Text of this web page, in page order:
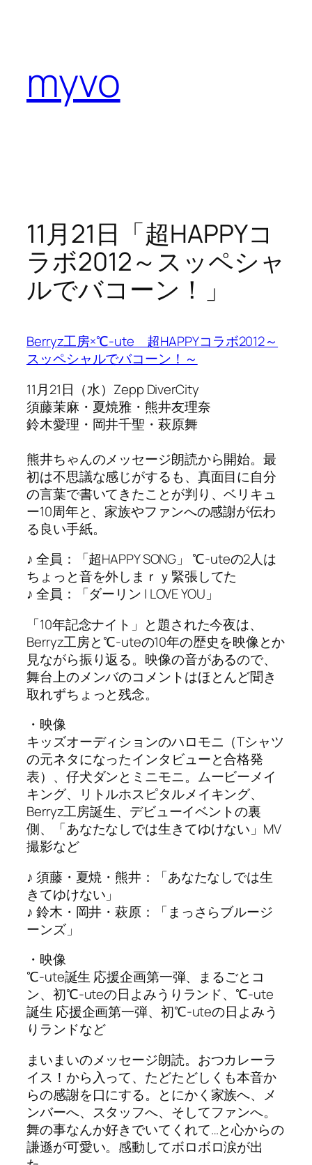
myvo
11月21日「超HAPPYコ
ラボ2012～スッペシャ
ルでバコーン！」
Berryz工房×℃-ute 超HAPPYコラボ2012～
スッペシャルでバコーン！～
11月21日（水）Zepp DiverCity
須藤茉麻・夏焼雅・熊井友理奈
鈴木愛理・岡井千聖・萩原舞
熊井ちゃんのメッセージ朗読から開始。最
初は不思議な感じがするも、真面目に自分
の言葉で書いてきたことが判り、ベリキュ
ー10周年と、家族やファンへの感謝が伝わ
る良い手紙。
♪ 全員：「超HAPPY SONG」 ℃-uteの2人は
ちょっと音を外しまｒｙ緊張してた
♪ 全員：「ダーリン I LOVE YOU」
「10年記念ナイト」と題された今夜は、
Berryz工房と℃-uteの10年の歴史を映像とか
見ながら振り返る。映像の音があるので、
舞台上のメンバのコメントはほとんど聞き
取れずちょっと残念。
・映像
キッズオーディションのハロモニ（Tシャツ
の元ネタになったインタビューと合格発
表）、仔犬ダンとミニモニ。ムービーメイ
キング、リトルホスピタルメイキング、
Berryz工房誕生、デビューイベントの裏
側、「あなたなしでは生きてゆけない」MV
撮影など
♪ 須藤・夏焼・熊井：「あなたなしでは生
きてゆけない」
♪ 鈴木・岡井・萩原：「まっさらブルージ
ーンズ」
・映像
℃-ute誕生 応援企画第一弾、まるごとコ
ン、初℃-uteの日よみうりランド、℃-ute
誕生 応援企画第一弾、初℃-uteの日よみう
りランドなど
まいまいのメッセージ朗読。おつカレーラ
イス！から入って、たどたどしくも本音か
らの感謝を口にする。とにかく家族へ、メ
ンバーへ、スタッフへ、そしてファンへ。
舞の事なんか好きでいてくれて…と心からの
謙遜が可愛い。感動してボロボロ涙が出